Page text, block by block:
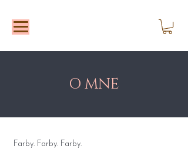
O MNE
Farby. Farby. Farby.